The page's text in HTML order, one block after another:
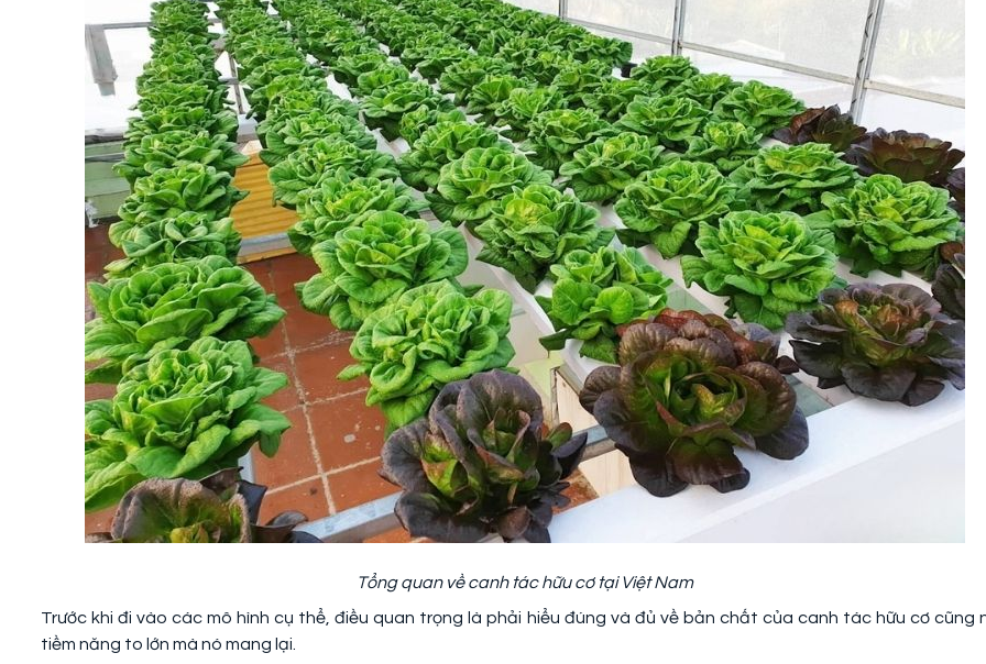
Tổng quan về canh tác hữu cơ tại Việt Nam
Trước khi đi vào các mô hình cụ thể, điều quan trọng là phải hiểu đúng và đủ về bản chất của canh tác hữu cơ cũng
tiềm năng to lớn mà nó mang lại.